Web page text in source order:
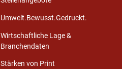
Umwelt.Bewusst.Gedruckt.
Wirtschaftliche Lage &
Branchendaten
Stärken von Print